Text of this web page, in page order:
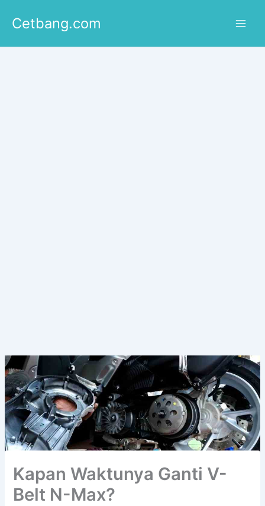
Cetbang.com
Kapan Waktunya Ganti V-
Belt N-Max?